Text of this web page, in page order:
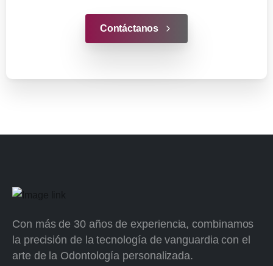
Contáctanos
Con más de 30 años de experiencia, combinamos
la precisión de la tecnología de vanguardia con el
arte de la Odontología personalizada.